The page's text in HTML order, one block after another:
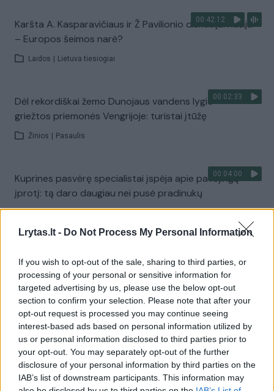
Lrytas.lt - Do Not Process My Personal Information
If you wish to opt-out of the sale, sharing to third parties, or
processing of your personal or sensitive information for
targeted advertising by us, please use the below opt-out
section to confirm your selection. Please note that after your
opt-out request is processed you may continue seeing
interest-based ads based on personal information utilized by
us or personal information disclosed to third parties prior to
your opt-out. You may separately opt-out of the further
disclosure of your personal information by third parties on the
IAB’s list of downstream participants. This information may
00:42:12
Karšta A. Kasparavičiaus ir Ž Pavilionio diskusija: Rusija
– Europos šeimos narė?
Laidos Lietuva tiesiogiai
00:02:33
Dėl rekordiškai žemo Dunojaus vandens lygio –
griežtos priemonės Vengrijoje: turistai įtūžę
Žinios Pasaulis
00:04:00
Kuprines pasvėrę specialistai įspėja apie pavojingą
įprotį: tą daro daugiau nei pusė pradinukų
Žiūrimiausi įrašai
00:00:30
Vaizdai iš tragiškos avarijos Vilniaus r.: dviejų moterų ir
vaiko gyvybių išgelbėti nepavyko